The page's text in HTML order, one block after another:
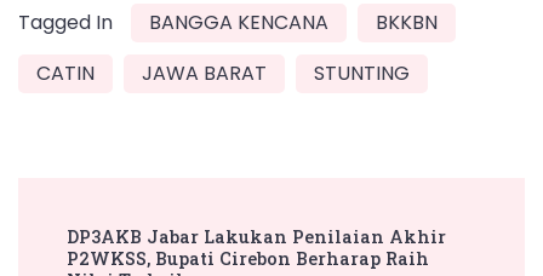
Tagged In BANGGA KENCANA
BKKBN
CATIN
JAWA BARAT STUNTING
Navigation
DP3AKB Jabar Lakukan Penilaian Akhir
P2WKSS, Bupati Cirebon Berharap Raih